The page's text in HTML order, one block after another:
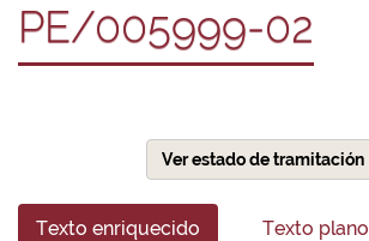
PE/005999-02
Ver estado de tramitación
Texto enriquecido Texto plano